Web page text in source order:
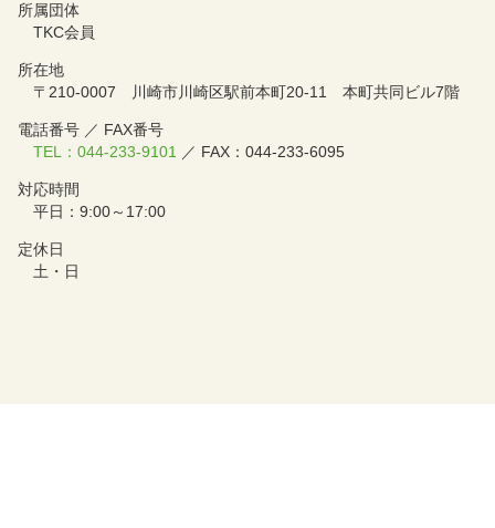
所属団体
TKC会員
所在地
〒210-0007 川崎市川崎区駅前本町20-11 本町共同ビル7階
電話番号 ／ FAX番号
TEL：044-233-9101 ／ FAX：044-233-6095
対応時間
平日：9:00～17:00
定休日
土・日